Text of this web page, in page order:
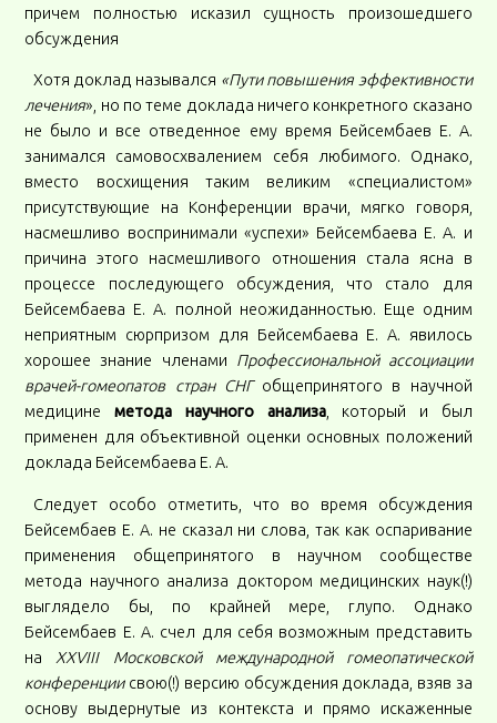
причем полностью исказил сущность произошедшего
обсуждения
Хотя доклад назывался «Пути повышения эффективности
лечения», но по теме доклада ничего конкретного сказано
не было и все отведенное ему время Бейсембаев Е. А.
занимался самовосхвалением себя любимого. Однако,
вместо восхищения таким великим «специалистом»
присутствующие на Конференции врачи, мягко говоря,
насмешливо воспринимали «успехи» Бейсембаева Е. А. и
причина этого насмешливого отношения стала ясна в
процессе последующего обсуждения, что стало для
Бейсембаева Е. А. полной неожиданностью. Еще одним
неприятным сюрпризом для Бейсембаева Е. А. явилось
хорошее знание членами Профессиональной ассоциации
врачей-гомеопатов стран СНГобщепринятого в научной
медицинеметода научного анализа, который и был
применен для объективной оценки основных положений
доклада Бейсембаева Е. А.
Следует особо отметить, что во время обсуждения
Бейсембаев Е. А. не сказал ни слова, так как оспаривание
применения общепринятого в научном сообществе
метода научного анализа доктором медицинских наук(!)
выглядело бы, по крайней мере, глупо. Однако
Бейсембаев Е. А. счел для себя возможным представить
на XXVIIIМосковской международной гомеопатической
конференции свою(!) версию обсуждения доклада, взяв за
основу выдернутые из контекста и прямо искаженные